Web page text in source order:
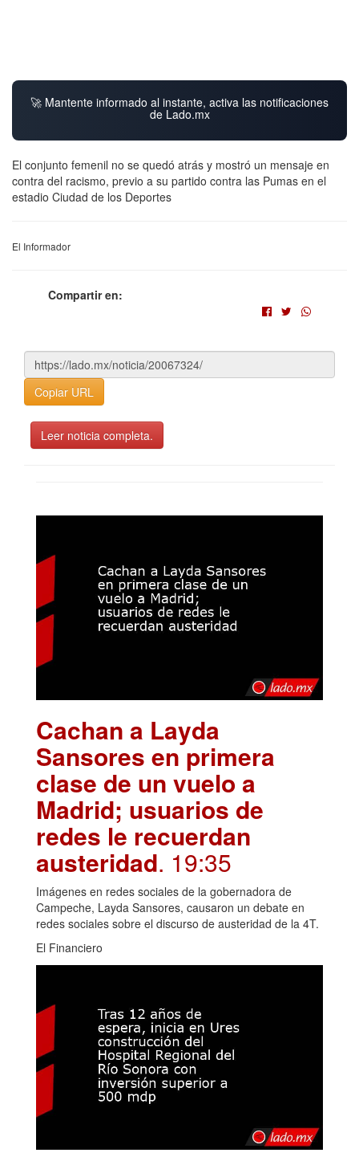
🚀 Mantente informado al instante, activa las notificaciones
de Lado.mx
El conjunto femenil no se quedó atrás y mostró un mensaje en
contra del racismo, previo a su partido contra las Pumas en el
estadio Ciudad de los Deportes
El Informador
Compartir en:
Copiar URL
Leer noticia completa.
Cachan a Layda
Sansores en primera
clase de un vuelo a
Madrid; usuarios de
redes le recuerdan
austeridad. 19:35
Imágenes en redes sociales de la gobernadora de
Campeche, Layda Sansores, causaron un debate en
redes sociales sobre el discurso de austeridad de la 4T.
El Financiero